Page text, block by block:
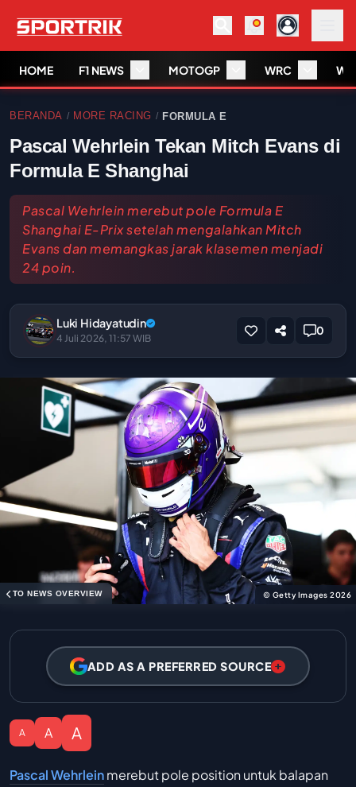
HOME F1 NEWS MOTOGP WRC
BERANDA / MORE RACING / FORMULA E
Pascal Wehrlein Tekan Mitch Evans di
Formula E Shanghai
Pascal Wehrlein merebut pole Formula E
Shanghai E-Prix setelah mengalahkan Mitch
Evans dan memangkas jarak klasemen menjadi
24 poin.
Luki Hidayatudin
4 Juli 2026, 11:57 WIB
0
TO NEWS OVERVIEW © Getty Images 2026
ADD AS A PREFERRED SOURCE
A A A
Pascal Wehrleinmerebut pole position untuk balapan